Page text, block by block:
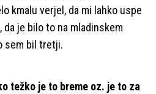
kmalu verjel, da mi lahko uspe
da je bilo to na mladinskem
sem bil tretji.
težko je to breme oz. je to za